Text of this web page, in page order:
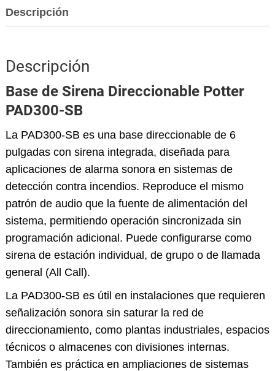
Descripción
Descripción
Base de Sirena Direccionable Potter
PAD300-SB
La PAD300-SB es una base direccionable de 6
pulgadas con sirena integrada, diseñada para
aplicaciones de alarma sonora en sistemas de
detección contra incendios. Reproduce el mismo
patrón de audio que la fuente de alimentación del
sistema, permitiendo operación sincronizada sin
programación adicional. Puede configurarse como
sirena de estación individual, de grupo o de llamada
general (All Call).
La PAD300-SB es útil en instalaciones que requieren
señalización sonora sin saturar la red de
direccionamiento, como plantas industriales, espacios
técnicos o almacenes con divisiones internas.
También es práctica en ampliaciones de sistemas